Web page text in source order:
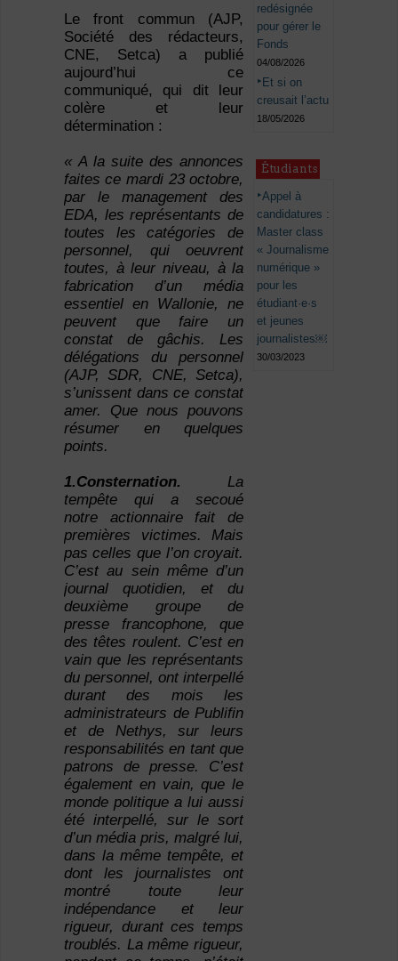
Le front commun (AJP,
Société des rédacteurs,
CNE, Setca) a publié
aujourd’hui ce
communiqué, qui dit leur
colère et leur
détermination :
« A la suite des annonces
faites ce mardi 23 octobre,
par le management des
EDA, les représentants de
toutes les catégories de
personnel, qui oeuvrent
toutes, à leur niveau, à la
fabrication d’un média
essentiel en Wallonie, ne
peuvent que faire un
constat de gâchis. Les
délégations du personnel
(AJP, SDR, CNE, Setca),
s’unissent dans ce constat
amer. Que nous pouvons
résumer en quelques
points.
1.Consternation.
La
tempête qui a secoué
notre actionnaire fait de
premières victimes. Mais
pas celles que l’on croyait.
C’est au sein même d’un
journal quotidien, et du
deuxième groupe de
presse francophone, que
des têtes roulent. C’est en
vain que les représentants
du personnel, ont interpellé
durant des mois les
administrateurs de Publifin
et de Nethys, sur leurs
responsabilités en tant que
patrons de presse. C’est
également en vain, que le
monde politique a lui aussi
été interpellé, sur le sort
d’un média pris, malgré lui,
dans la même tempête, et
dont les journalistes ont
montré toute leur
indépendance et leur
rigueur, durant ces temps
troublés. La même rigueur,
redésignée
pour gérer le
Fonds
04/08/2026
Et si on
creusait l’actu
18/05/2026
Étudiants
Appel à
candidatures :
Master class
« Journalisme
numérique »
pour les
étudiant·e·s
et jeunes
journalistes￼
30/03/2023